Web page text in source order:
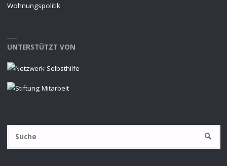
Wohnungspolitik
UNTERSTÜTZT VON
SUCHE